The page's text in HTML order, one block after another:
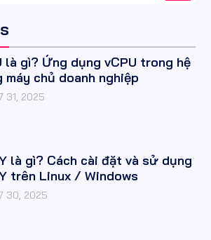
là gì? Ứng dụng vCPU trong hệ
máy chủ doanh nghiệp
31, 2025
là gì? Cách cài đặt và sử dụng
trên Linux / Windows
30, 2025